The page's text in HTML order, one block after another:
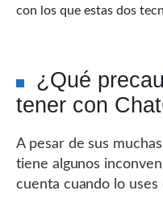
con los que estas dos
¿Qué
tener con
A pesar de sus
tiene algunos
cuenta cuando lo uses